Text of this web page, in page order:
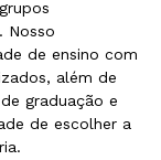
Nosso
de ensino com
além de
graduação e
de escolher a